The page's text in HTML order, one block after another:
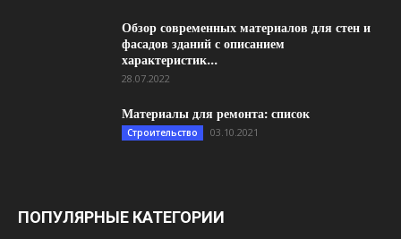
Обзор современных материалов для стен и
фасадов зданий с описанием
характеристик...
28.07.2022
Материалы для ремонта: список
Строительство 03.10.2021
ПОПУЛЯРНЫЕ КАТЕГОРИИ